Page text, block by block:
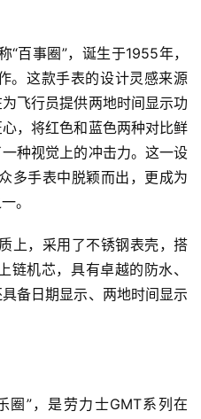
百事圈”，诞生于1955年，
。这款手表的设计灵感来源
飞行员提供两地时间显示功
，将红色和蓝色两种对比鲜
种视觉上的冲击力。这一设
多手表中脱颖而出，更成为
。
上，采用了不锈钢表壳，搭
链机芯，具有卓越的防水、
备日期显示、两地时间显示
圈”，是劳力士GMT系列在